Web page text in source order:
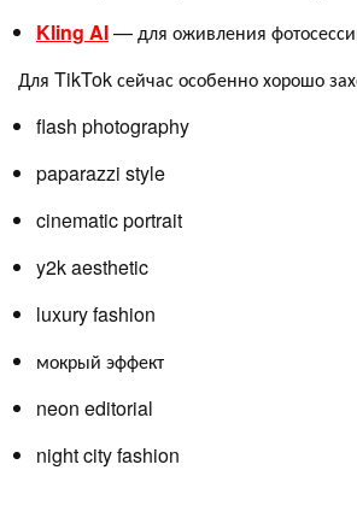
Kling AI— для оживления
Для TikTok сейчас особенно хорошо
flash photography
paparazzi style
cinematic portrait
y2k aesthetic
luxury fashion
мокрый эффект
neon editorial
night city fashion